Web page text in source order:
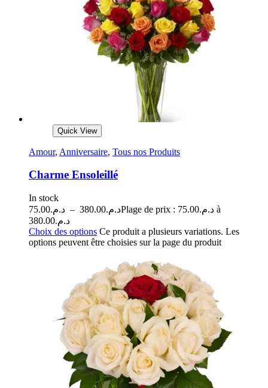
Quick View
Amour, Anniversaire, Tous nos Produits
Charme Ensoleillé
In stock
د.م.75.00 – د.م.380.00
Plage de prix : د.م.75.00 à
د.م.380.00
Choix des options Ce produit a plusieurs variations. Les
options peuvent être choisies sur la page du produit